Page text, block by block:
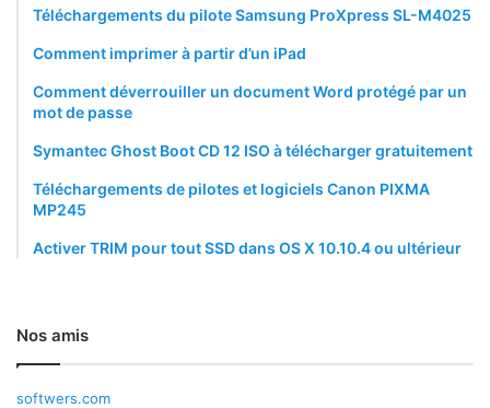
Téléchargements du pilote Samsung ProXpress SL-M4025
Comment imprimer à partir d’un iPad
Comment déverrouiller un document Word protégé par un
mot de passe
Symantec Ghost Boot CD 12 ISO à télécharger gratuitement
Téléchargements de pilotes et logiciels Canon PIXMA
MP245
Activer TRIM pour tout SSD dans OS X 10.10.4 ou ultérieur
Nos amis
softwers.com